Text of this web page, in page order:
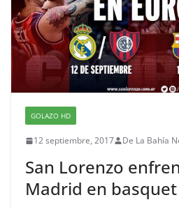
GOLAZO HD
12 septiembre, 2017 De La Bahía
San Lorenzo
Madrid en basquet